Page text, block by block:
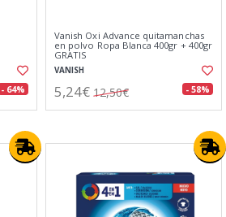
- 64%
Vanish Oxi Advance quitamanchas
en polvo Ropa Blanca 400gr + 400gr
GRATIS
VANISH
5,24€ 12,50€ - 58%